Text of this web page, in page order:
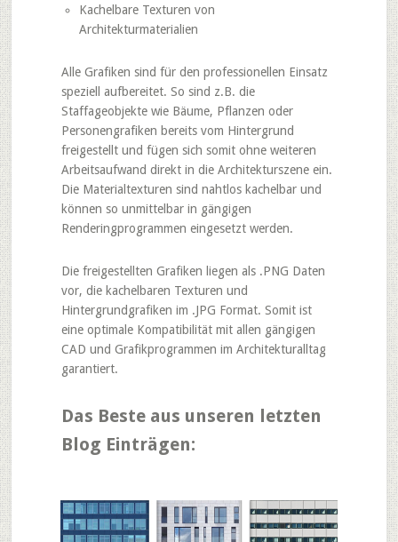
Kachelbare Texturen von
Architekturmaterialien
Alle Grafiken sind für den professionellen Einsatz
speziell aufbereitet. So sind z.B. die
Staffageobjekte wie Bäume, Pflanzen oder
Personengrafiken bereits vom Hintergrund
freigestellt und fügen sich somit ohne weiteren
Arbeitsaufwand direkt in die Architekturszene ein.
Die Materialtexturen sind nahtlos kachelbar und
können so unmittelbar in gängigen
Renderingprogrammen eingesetzt werden.
Die freigestellten Grafiken liegen als .PNG Daten
vor, die kachelbaren Texturen und
Hintergrundgrafiken im .JPG Format. Somit ist
eine optimale Kompatibilität mit allen gängigen
CAD und Grafikprogrammen im Architekturalltag
garantiert.
Das Beste aus unseren letzten
Blog Einträgen: